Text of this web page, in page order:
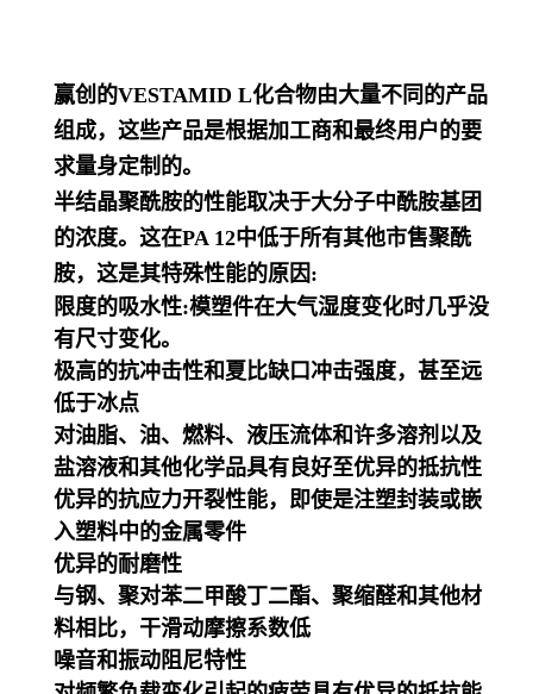
赢创的VESTAMID L化合物由大量不同的产品
组成，这些产品是根据加工商和最终用户的要
求量身定制的。
半结晶聚酰胺的性能取决于大分子中酰胺基团
的浓度。这在PA 12中低于所有其他市售聚酰
胺，这是其特殊性能的原因:
限度的吸水性:模塑件在大气湿度变化时几乎没
有尺寸变化。
极高的抗冲击性和夏比缺口冲击强度，甚至远
低于冰点
对油脂、油、燃料、液压流体和许多溶剂以及
盐溶液和其他化学品具有良好至优异的抵抗性
优异的抗应力开裂性能，即使是注塑封装或嵌
入塑料中的金属零件
优异的耐磨性
与钢、聚对苯二甲酸丁二酯、聚缩醛和其他材
料相比，干滑动摩擦系数低
噪音和振动阻尼特性